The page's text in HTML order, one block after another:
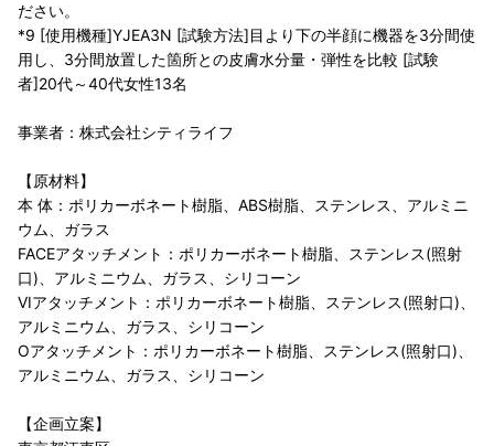
ださい。
*9 [使用機種]YJEA3N [試験方法]目より下の半顔に機器を3分間使
用し、3分間放置した箇所との皮膚水分量・弾性を比較 [試験
者]20代～40代女性13名
事業者：株式会社シティライフ
【原材料】
本 体：ポリカーボネート樹脂、ABS樹脂、ステンレス、アルミニ
ウム、ガラス
FACEアタッチメント：ポリカーボネート樹脂、ステンレス(照射
口)、アルミニウム、ガラス、シリコーン
VIアタッチメント：ポリカーボネート樹脂、ステンレス(照射口)、
アルミニウム、ガラス、シリコーン
Oアタッチメント：ポリカーボネート樹脂、ステンレス(照射口)、
アルミニウム、ガラス、シリコーン
【企画立案】